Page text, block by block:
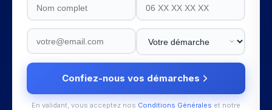
Confiez-nous vos démarches
En validant, vous acceptez nos Conditions Générales et notre